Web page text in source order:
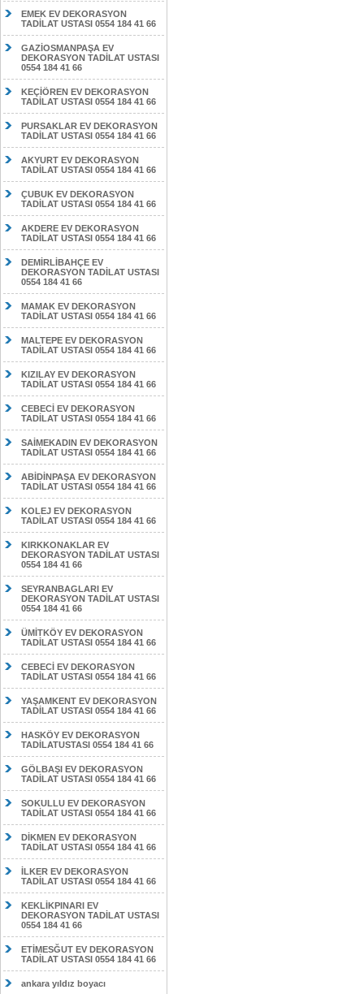
EMEK EV DEKORASYON
TADİLAT USTASI 0554 184 41 66
GAZİOSMANPAŞA EV
DEKORASYON TADİLAT USTASI
0554 184 41 66
KEÇİÖREN EV DEKORASYON
TADİLAT USTASI 0554 184 41 66
PURSAKLAR EV DEKORASYON
TADİLAT USTASI 0554 184 41 66
AKYURT EV DEKORASYON
TADİLAT USTASI 0554 184 41 66
ÇUBUK EV DEKORASYON
TADİLAT USTASI 0554 184 41 66
AKDERE EV DEKORASYON
TADİLAT USTASI 0554 184 41 66
DEMİRLİBAHÇE EV
DEKORASYON TADİLAT USTASI
0554 184 41 66
MAMAK EV DEKORASYON
TADİLAT USTASI 0554 184 41 66
MALTEPE EV DEKORASYON
TADİLAT USTASI 0554 184 41 66
KIZILAY EV DEKORASYON
TADİLAT USTASI 0554 184 41 66
CEBECİ EV DEKORASYON
TADİLAT USTASI 0554 184 41 66
SAİMEKADIN EV DEKORASYON
TADİLAT USTASI 0554 184 41 66
ABİDİNPAŞA EV DEKORASYON
TADİLAT USTASI 0554 184 41 66
KOLEJ EV DEKORASYON
TADİLAT USTASI 0554 184 41 66
KIRKKONAKLAR EV
DEKORASYON TADİLAT USTASI
0554 184 41 66
SEYRANBAGLARI EV
DEKORASYON TADİLAT USTASI
0554 184 41 66
ÜMİTKÖY EV DEKORASYON
TADİLAT USTASI 0554 184 41 66
CEBECİ EV DEKORASYON
TADİLAT USTASI 0554 184 41 66
YAŞAMKENT EV DEKORASYON
TADİLAT USTASI 0554 184 41 66
HASKÖY EV DEKORASYON
TADİLATUSTASI 0554 184 41 66
GÖLBAŞI EV DEKORASYON
TADİLAT USTASI 0554 184 41 66
SOKULLU EV DEKORASYON
TADİLAT USTASI 0554 184 41 66
DİKMEN EV DEKORASYON
TADİLAT USTASI 0554 184 41 66
İLKER EV DEKORASYON
TADİLAT USTASI 0554 184 41 66
KEKLİKPINARI EV
DEKORASYON TADİLAT USTASI
0554 184 41 66
ETİMESĞUT EV DEKORASYON
TADİLAT USTASI 0554 184 41 66
ankara yıldız boyacı